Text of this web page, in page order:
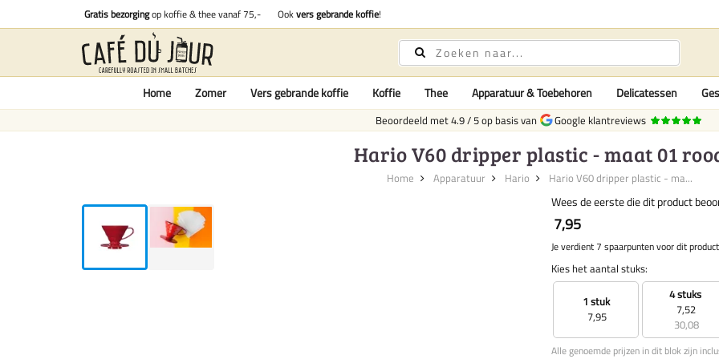
Gratis bezorgingop koffie & thee vanaf 75,- Ookvers gebrande koffie!
Home Zomer Vers gebrande koffie Koffie Thee Apparatuur & Toebehoren Delicatessen
Beoordeeld met4.9/5op basis van Google klantreviews
Hario V60 dripper plastic - maat 01
Home Apparatuur Hario Hario V60 dripper plastic - ma...
Wees de eerste die dit product
7,95
Je verdient 7 spaarpunten voor dit product
Kies het aantal stuks:
1 stuk
7,95
4 stuks
7,52
30,08
Alle genoemde prijzen in dit blok zijn